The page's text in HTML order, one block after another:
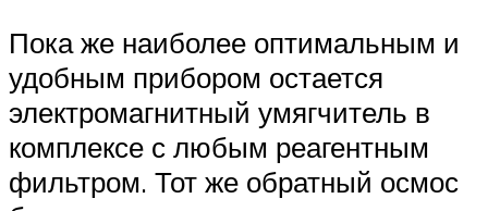
Пока же наиболее оптимальным и
удобным прибором остается
электромагнитный умягчитель в
комплексе с любым реагентным
фильтром. Тот же обратный осмос